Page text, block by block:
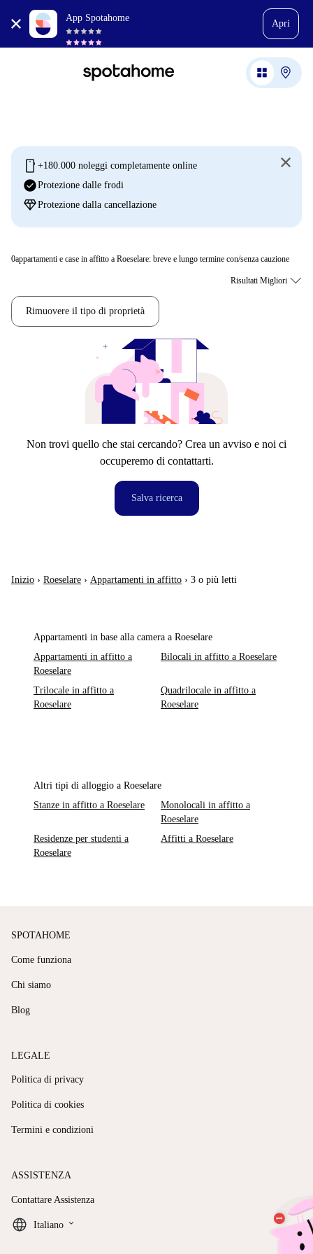
App Spotahome
Apri
mobile +180.000 noleggi completamente online
check_circleProtezione dalle frodi
diamondProtezione dalla cancellazione
0appartamenti e case in affitto a Roeselare: breve e lungo termine con/senza cauzione
Rimuovere il tipo di proprietà
Non trovi quello che stai cercando? Crea un avviso e noi ci
occuperemo di contattarti.
Salva ricerca
Inizio › Roeselare › Appartamenti in affitto › 3 o più letti
Appartamenti in base alla camera a Roeselare
Appartamenti in affitto a
Roeselare
Bilocali in affitto a Roeselare
Trilocale in affitto a
Roeselare
Quadrilocale in affitto a
Roeselare
Altri tipi di alloggio a Roeselare
Stanze in affitto a Roeselare
Monolocali in affitto a
Roeselare
Residenze per studenti a
Roeselare
Affitti a Roeselare
SPOTAHOME
Come funziona
Chi siamo
Blog
LEGALE
Politica di privacy
Politica di cookies
Termini e condizioni
ASSISTENZA
Contattare Assistenza
Italiano keyboard_arrow_down